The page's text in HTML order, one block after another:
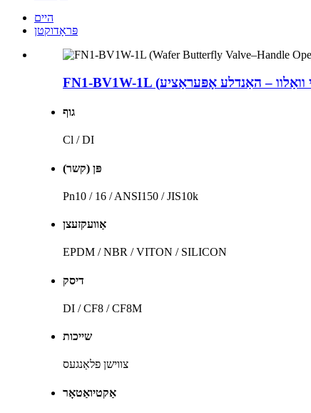
היים
פּראָדוקטן
גוף
Cl / DI
פּן (קשר)
Pn10 / 16 / ANSI150 / JIS10k
אַוועקזעצן
EPDM / NBR / VITON / SILICON
דיסק
DI / CF8 / CF8M
שייכות
צווישן פלאַנגעס
אַקטיואַטאָר